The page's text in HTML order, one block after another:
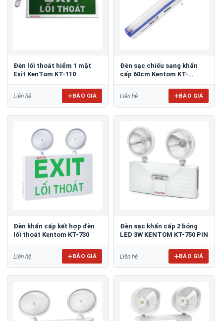
Đèn lối thoát hiểm 1 mặt
Exit KenTom KT-110
Liên hệ BÁO GIÁ
Đèn sạc chiếu sang khẩn
cấp 60cm Kentom KT-
Liên hệ BÁO GIÁ
Đèn khẩn cấp kết hợp đèn
lối thoát Kentom KT-730
Liên hệ BÁO GIÁ
Đèn sạc khẩn cấp 2 bóng
LED 3W KENTOM KT-750 PIN
Liên hệ BÁO GIÁ